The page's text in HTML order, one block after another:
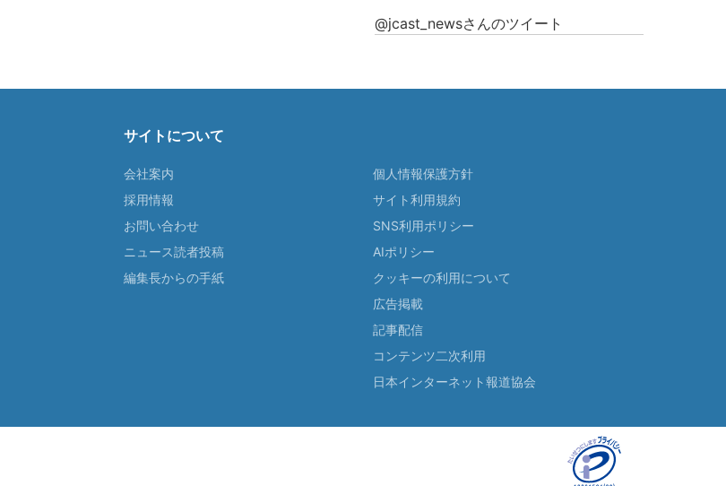
@jcast_newsさんのツイート
サイトについて
会社案内
採用情報
お問い合わせ
ニュース読者投稿
編集長からの手紙
個人情報保護方針
サイト利用規約
SNS利用ポリシー
AIポリシー
クッキーの利用について
広告掲載
記事配信
コンテンツ二次利用
日本インターネット報道協会